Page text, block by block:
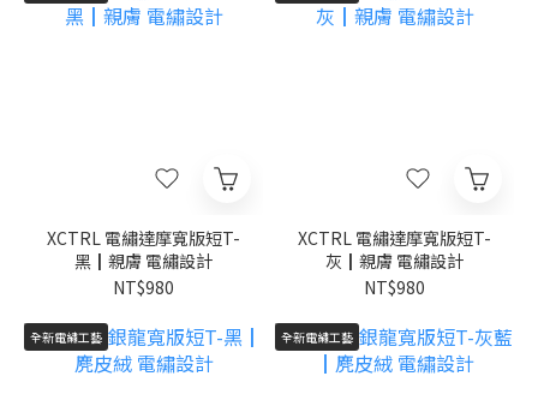
XCTRL 電繡達摩寬版短T-
黑┃親膚 電繡設計
NT$980
XCTRL 電繡達摩寬版短T-
灰┃親膚 電繡設計
NT$980
全新電繡工藝 全新電繡工藝